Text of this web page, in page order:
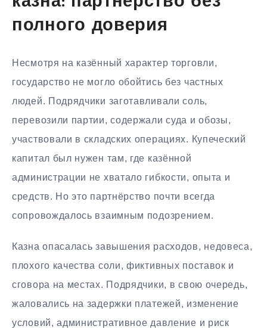
полного доверия
Несмотря на казённый характер торговли,
государство не могло обойтись без частных
людей. Подрядчики заготавливали соль,
перевозили партии, содержали суда и обозы,
участвовали в складских операциях. Купеческий
капитал был нужен там, где казённой
администрации не хватало гибкости, опыта и
средств. Но это партнёрство почти всегда
сопровождалось взаимным подозрением.
Казна опасалась завышения расходов, недовеса,
плохого качества соли, фиктивных поставок и
сговора на местах. Подрядчики, в свою очередь,
жаловались на задержки платежей, изменение
условий, административное давление и риск